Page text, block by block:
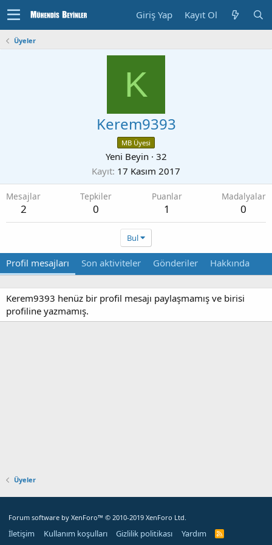
Giriş Yap Kayıt Ol
Üyeler
K
Kerem9393
MB Üyesi
Yeni Beyin · 32
Kayıt 17 Kasım 2017
Mesajlar
2
Tepkiler
0
Puanlar
1
Madalyalar
0
Bul
Profil mesajları Son aktiviteler Gönderiler Hakkında
Kerem9393 henüz bir profil mesajı paylaşmamış ve birisi
profiline yazmamış.
Üyeler
Forum software by XenForo™ © 2010-2019 XenForo Ltd.
İletişim Kullanım koşulları Gizlilik politikası Yardım
R